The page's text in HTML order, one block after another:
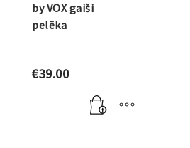
by VOX gaiši
pelēka
€39.00